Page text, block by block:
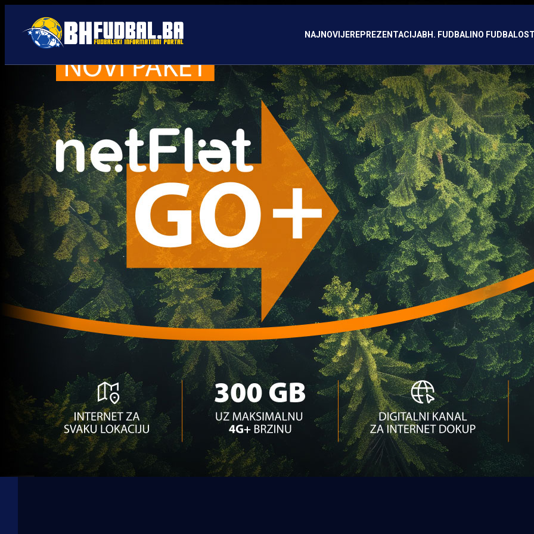
NAJNOVIJEREPREZENTACIJABH. FUDBALINO FUDBAL
U21 Selekcija
U21 Selekcija
Gledajte uživo utakmicu mladih reprezentacija Njemačke i BiH
5 godina 9 mjesec